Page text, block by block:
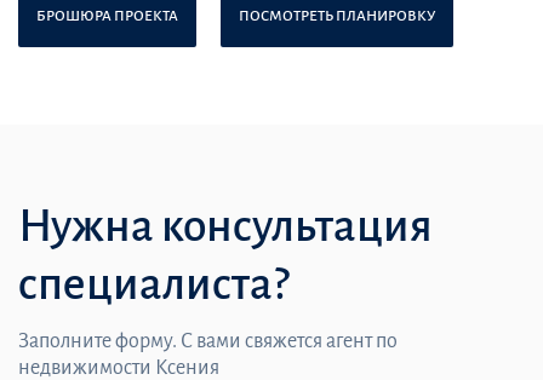
БРОШЮРА ПРОЕКТА ПОСМОТРЕТЬ ПЛАНИРОВКУ
Нужна консультация
специалиста?
Заполните форму. С вами свяжется агент по
недвижимости Ксения